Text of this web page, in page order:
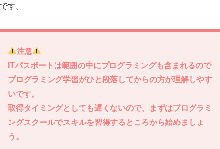
です。
注意
ITパスポートは範囲の中にプログラミングも含まれるので
プログラミング学習がひと段落してからの方が理解しやす
いです。
取得タイミングとしても遅くないので、まずはプログラミ
ングスクールでスキルを習得するところから始めましょ
う。